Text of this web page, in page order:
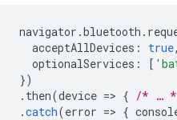
navigator .bluetooth .
acceptAllDevices : true,
optionalServices : [
})
. then(device => { /* …
.catch(error => {